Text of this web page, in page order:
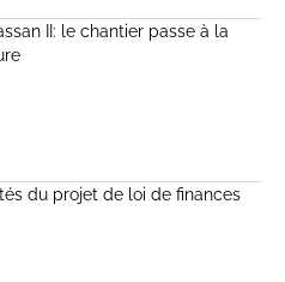
II: le chantier passe à la
du projet de loi de finances